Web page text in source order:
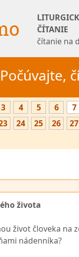
ČÍTANIE
čítanie na
3 4 5 6 7
24 25 26 27
života
život človeka na
nádenníka?